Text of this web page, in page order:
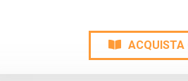
ACQUISTA